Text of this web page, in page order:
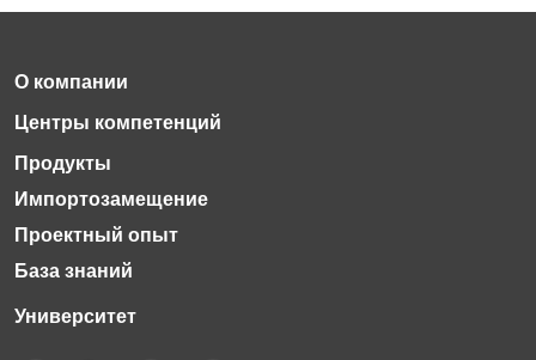
Импортозамещение
Проектный опыт
База знаний